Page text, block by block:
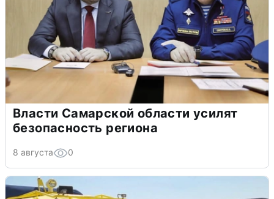
Власти Самарской области усилят
безопасность региона
8 августа 0